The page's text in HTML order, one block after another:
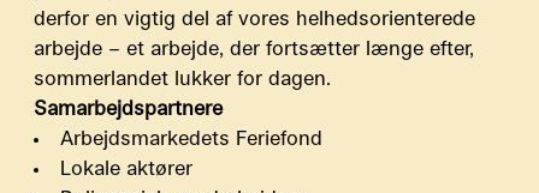
derfor en vigtig del af vores helhedsorienterede
arbejde – et arbejde, der fortsætter længe efter,
sommerlandet lukker for dagen.
Samarbejdspartnere
Arbejdsmarkedets Feriefond
Lokale aktører